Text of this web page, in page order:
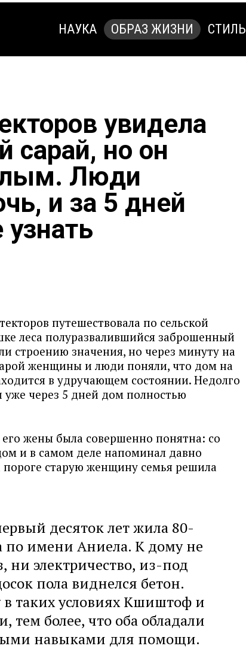
НАУКА ОБРАЗ ЖИЗНИ СТИЛЬ
увидела
сарай, но он
Люди
и за 5 дней
путешествовала по сельской
леса полуразвалившийся заброшенный
строению значения, но через минуту на
женщины и люди поняли, что дом на
в удручающем состоянии. Недолго
через 5 дней дом полностью
жены была совершенно понятна: со
и в самом деле напоминал давно
старую женщину семья решила
десяток лет жила 80-
имени Аниела. К дому не
ни электричество, из-под
пола виднелся бетон.
в таких условиях Кшиштоф и
тем более, что оба обладали
навыками для помощи.